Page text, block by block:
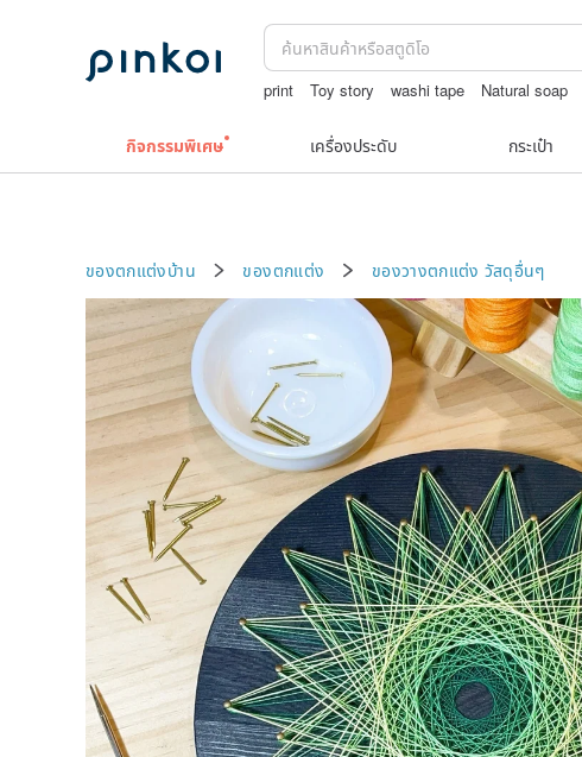
print Toy story washi tape Natural soap
กิจกรรมพิเศษ เครื่องประดับ กระเป๋า
ของตกแต่งบ้าน ของตกแต่ง ของวางตกแต่ง วัสดุอื่นๆ